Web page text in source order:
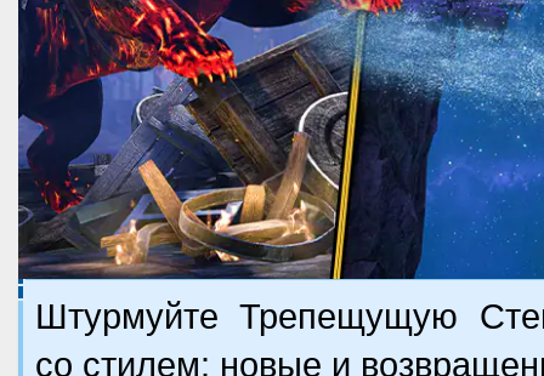
Штурмуйте Трепещущую
со стилем: новые и